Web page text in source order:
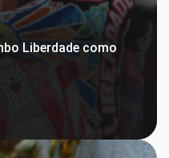
Liberdade como